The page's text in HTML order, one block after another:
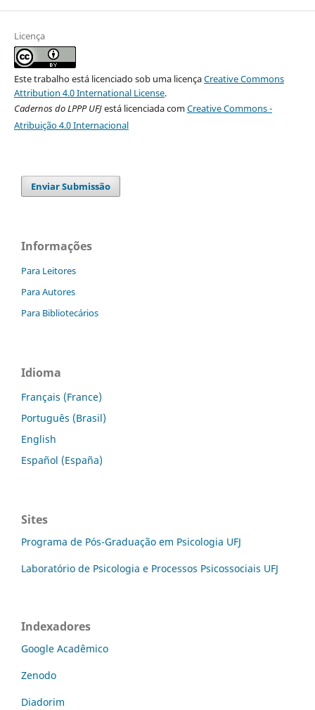
Licença
Este trabalho está licenciado sob uma licençaCreative Commons
Attribution 4.0 International License.
Cadernos do LPPP UFJestá licenciada comCreative Commons -
Atribuição 4.0 Internacional
Enviar Submissão
Informações
Para Leitores
Para Autores
Para Bibliotecários
Idioma
Français (France)
Português (Brasil)
English
Español (España)
Sites
Programa de Pós-Graduação em Psicologia UFJ
Laboratório de Psicologia e Processos Psicossociais UFJ
Indexadores
Google Acadêmico
Zenodo
Diadorim